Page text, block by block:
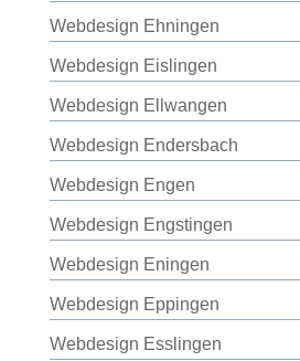
Webdesign Ehningen
Webdesign Eislingen
Webdesign Ellwangen
Webdesign Endersbach
Webdesign Engen
Webdesign Engstingen
Webdesign Eningen
Webdesign Eppingen
Webdesign Esslingen